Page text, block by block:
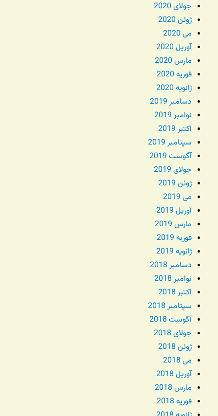
جولای 2020
ژوئن 2020
می 2020
آوریل 2020
مارس 2020
فوریه 2020
ژانویه 2020
دسامبر 2019
نوامبر 2019
اکتبر 2019
سپتامبر 2019
آگوست 2019
جولای 2019
ژوئن 2019
می 2019
آوریل 2019
مارس 2019
فوریه 2019
ژانویه 2019
دسامبر 2018
نوامبر 2018
اکتبر 2018
سپتامبر 2018
آگوست 2018
جولای 2018
ژوئن 2018
می 2018
آوریل 2018
مارس 2018
فوریه 2018